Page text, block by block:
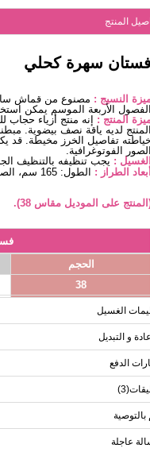
المنتج
فستان سهرة كحلي
النسيج : مصنوع من قماش
الفصول الأربعة الموسم يمكن
المنتج : إنه منتج أزياء حجاب
المنتج لديه ياقة نصف بيضوية.
خياطته تفاصيل الخرز مخيطة. قد
الصور الفوتوغرافية.
الغسيل : يجب تنظيفه بالتنظيف
أبعاد الطراز : الطول: 165 سم، الصدر: 80 سم، الخصر68، الوركين: 96 سم، الوزن: 54كغ
على الموديل مقاس 38).
الحجم
38
42
44
الغسيل
و التبديل
الدفع
بالتوصية
عاجلة